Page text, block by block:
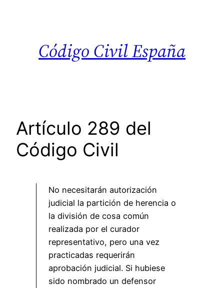
Código Civil España
Artículo 289 del
Código Civil
No necesitarán autorización
judicial la partición de herencia o
la división de cosa común
realizada por el curador
representativo, pero una vez
practicadas requerirán
aprobación judicial. Si hubiese
sido nombrado un defensor